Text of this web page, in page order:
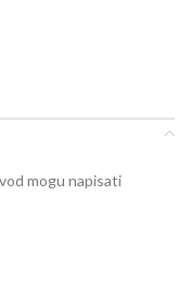
mogu napisati